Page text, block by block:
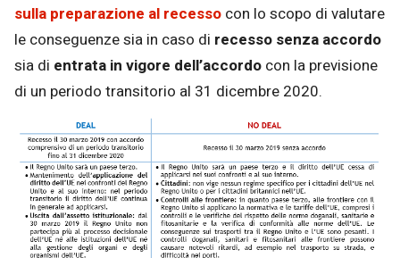
sulla preparazione al recesso con lo scopo di valutare
le conseguenze sia in caso di recesso senza accordo
sia di entrata in vigore dell’accordo con la previsione
di un periodo transitorio al 31 dicembre 2020.